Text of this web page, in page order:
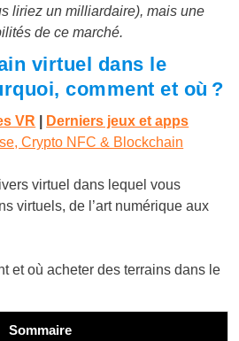
liriez un milliardaire), mais une
de ce marché.
virtuel dans le
comment et où ?
VR
Derniers jeux et apps
Crypto NFC & Blockchain
virtuel dans lequel vous
virtuels, de l’art numérique aux
et où acheter des terrains dans le
Sommaire